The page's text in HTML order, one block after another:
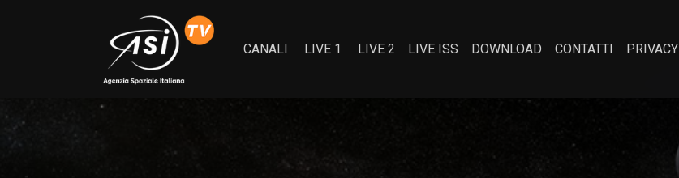
CANALI LIVE 1 LIVE 2 LIVE ISS DOWNLOAD CONTATTI PRIVACY